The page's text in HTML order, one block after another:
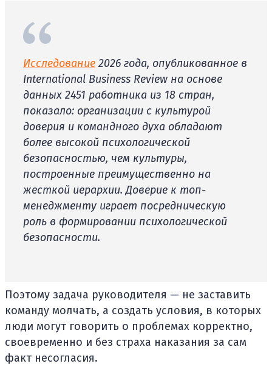
Исследование 2026 года, опубликованное в
International Business Review на основе
данных 2451 работника из 18 стран,
показало: организации с культурой
доверия и командного духа обладают
более высокой психологической
безопасностью, чем культуры,
построенные преимущественно на
жесткой иерархии. Доверие к топ-
менеджменту играет посредническую
роль в формировании психологической
безопасности.
Поэтому задача руководителя — не заставить
команду молчать, а создать условия, в которых
люди могут говорить о проблемах корректно,
своевременно и без страха наказания за сам
факт несогласия.